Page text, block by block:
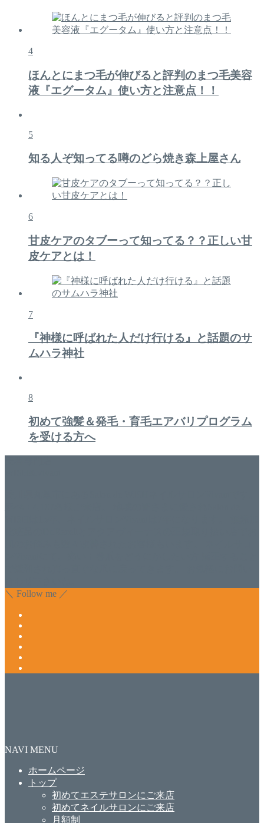
4
ほんとにまつ毛が伸びると評判のまつ毛美容
液『エグータム』使い方と注意点！！
5
知る人ぞ知ってる噂のどら焼き森上屋さん
6
甘皮ケアのタブーって知ってる？？正しい甘
皮ケアとは！
7
『神様に呼ばれた人だけ行ける』と話題のサ
ムハラ神社
8
初めて強髪＆発毛・育毛エアバリプログラム
を受ける方へ
＼ Follow me ／
NAVI MENU
ホームページ
トップ
初めてエステサロンにご来店
初めてネイルサロンにご来店
月額制